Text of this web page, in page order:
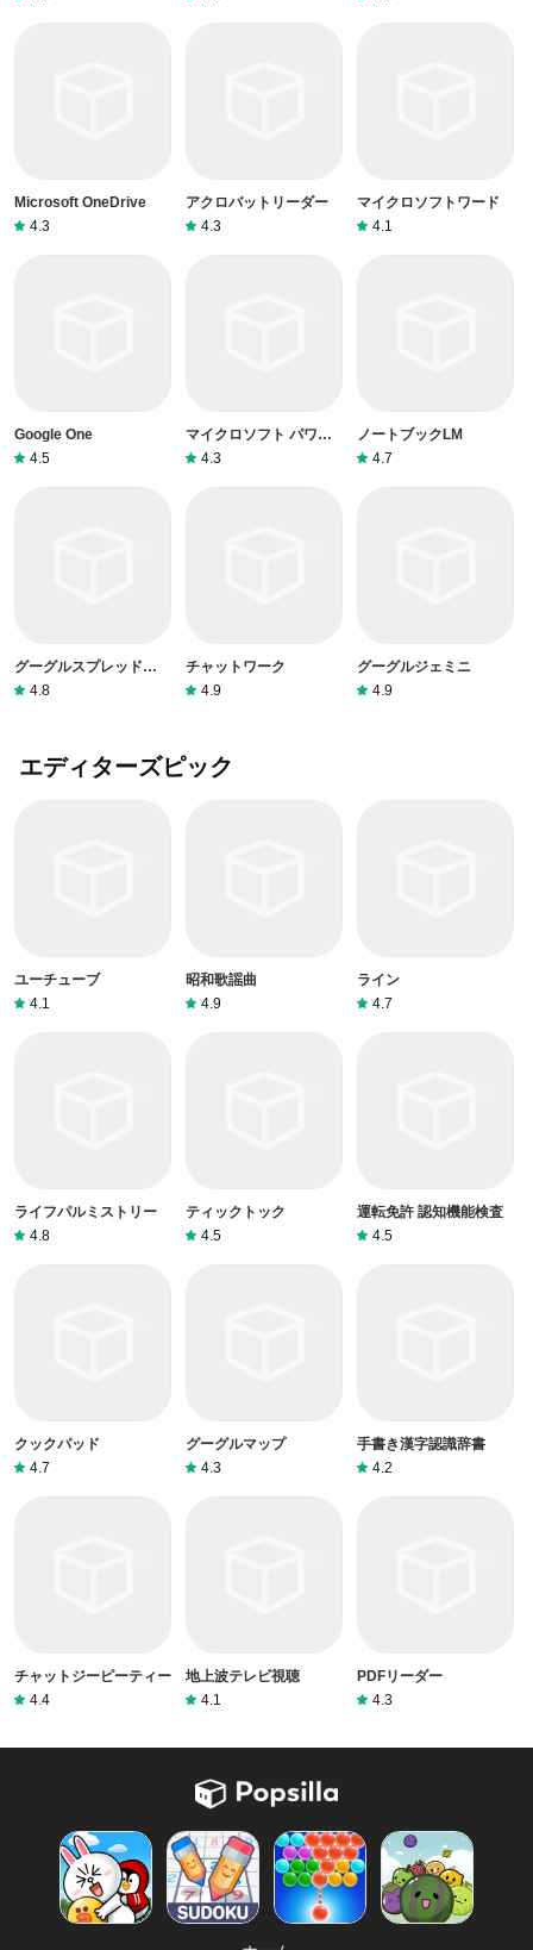
Microsoft OneDrive
4.3
アクロバットリーダー
4.3
マイクロソフトワード
4.1
Google One
4.5
マイクロソフト パワー
ポイント
4.3
ノートブックLM
4.7
グーグルスプレッドシー
ト 4.8
チャットワーク
4.9
グーグルジェミニ
4.9
エディターズピック
ユーチューブ
4.1
昭和歌謡曲
4.9
ライン
4.7
ライフパルミストリー
4.8
ティックトック
4.5
運転免許 認知機能検査
4.5
クックパッド
4.7
グーグルマップ
4.3
手書き漢字認識辞書
4.2
チャットジーピーティー
4.4
地上波テレビ視聴
4.1
PDFリーダー
4.3